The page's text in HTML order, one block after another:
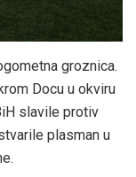
groznica.
Docu u okviru
slavile protiv
plasman u